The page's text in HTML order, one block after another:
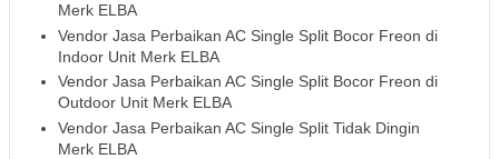
Merk ELBA
Vendor Jasa Perbaikan AC Single Split Bocor Freon di
Indoor Unit Merk ELBA
Vendor Jasa Perbaikan AC Single Split Bocor Freon di
Outdoor Unit Merk ELBA
Vendor Jasa Perbaikan AC Single Split Tidak Dingin
Merk ELBA